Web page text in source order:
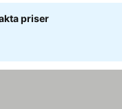
priser